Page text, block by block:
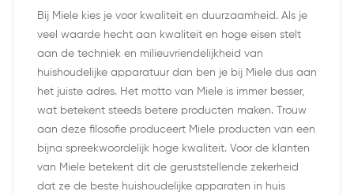
Bij Miele kies je voor kwaliteit en duurzaamheid. Als je
veel waarde hecht aan kwaliteit en hoge eisen stelt
aan de techniek en milieuvriendelijkheid van
huishoudelijke apparatuur dan ben je bij Miele dus aan
het juiste adres. Het motto van Miele is immer besser,
wat betekent steeds betere producten maken. Trouw
aan deze filosofie produceert Miele producten van een
bijna spreekwoordelijk hoge kwaliteit. Voor de klanten
van Miele betekent dit de geruststellende zekerheid
dat ze de beste huishoudelijke apparaten in huis